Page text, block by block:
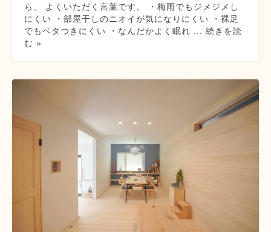
ら、 よくいただく言葉です。 ・梅雨でもジメジメし
にくい ・部屋干しのニオイが気になりにくい ・裸足
でもベタつきにくい ・なんだかよく眠れ ... 続きを読
む »